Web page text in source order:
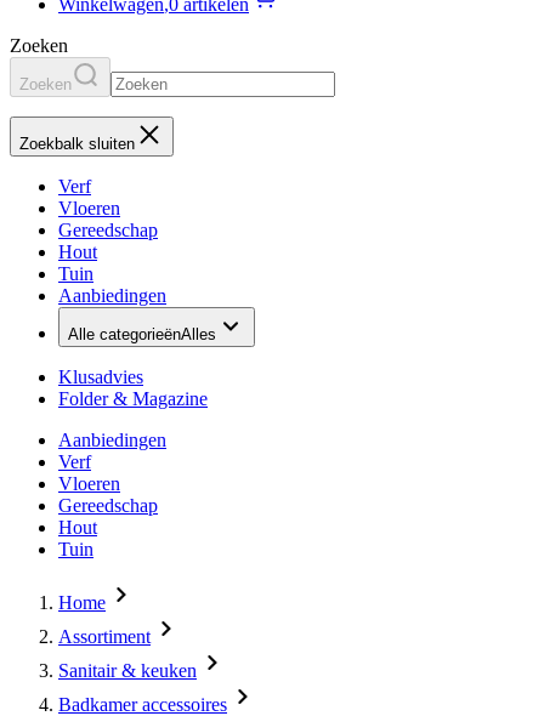
Winkelwagen,0 artikelen
Zoeken
Zoeken
Zoekbalk sluiten
Verf
Vloeren
Gereedschap
Hout
Tuin
Aanbiedingen
Alle categorieënAlles
Klusadvies
Folder & Magazine
Aanbiedingen
Verf
Vloeren
Gereedschap
Hout
Tuin
Home
Assortiment
Sanitair & keuken
Badkamer accessoires